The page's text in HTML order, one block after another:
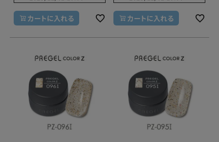
カートに入れる カートに入れる